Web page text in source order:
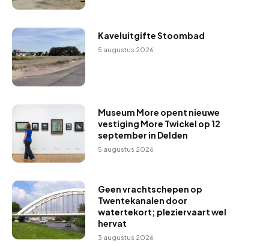
Kaveluitgifte Stoombad
5 augustus 2026
Museum More opent nieuwe
vestiging More Twickel op 12
september in Delden
5 augustus 2026
Geen vrachtschepen op
Twentekanalen door
watertekort; pleziervaart wel
hervat
3 augustus 2026